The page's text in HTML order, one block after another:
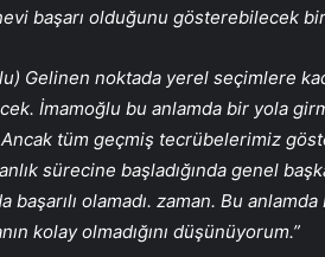
başarı olduğunu gösterebilecek
Gelinen noktada yerel seçimlere
İmamoğlu bu anlamda bir yola
tüm geçmiş tecrübelerimiz
sürecine başladığında genel
başarılı olamadı. zaman. Bu
kolay olmadığını düşünüyorum.”